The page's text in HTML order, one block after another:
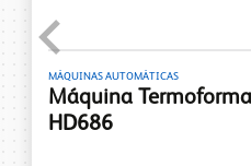
MÁQUINAS AUTOMÁTICAS
Máquina
HD686
Previous